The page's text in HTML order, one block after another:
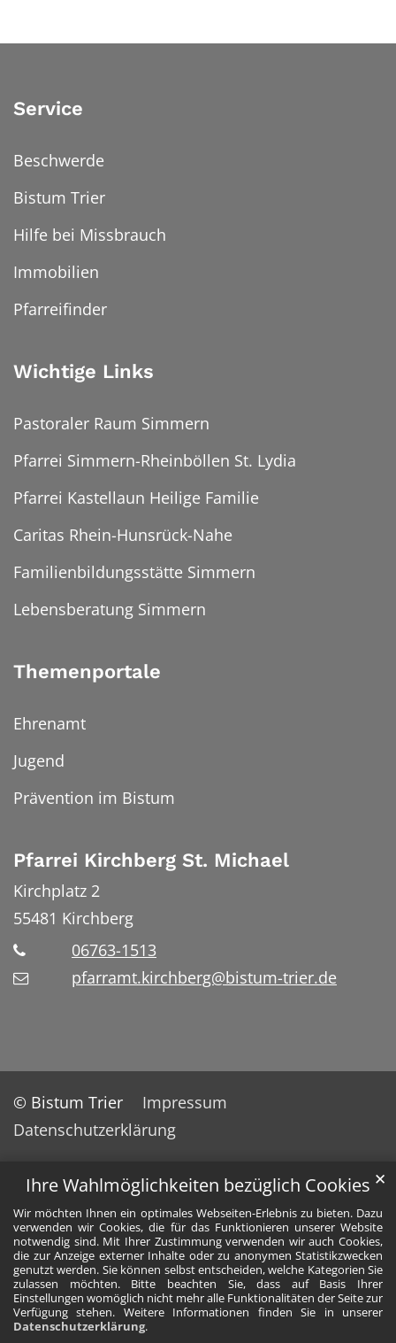
Ihre Wahlmöglichkeiten bezüglich Cookies
Wir möchten Ihnen ein optimales Webseiten-Erlebnis zu bieten. Dazu
verwenden wir Cookies, die für das Funktionieren unserer Website
notwendig sind. Mit Ihrer Zustimmung verwenden wir auch Cookies,
die zur Anzeige externer Inhalte oder zu anonymen Statistikzwecken
genutzt werden. Sie können selbst entscheiden, welche Kategorien Sie
zulassen möchten. Bitte beachten Sie, dass auf Basis Ihrer
Einstellungen womöglich nicht mehr alle Funktionalitäten der Seite zur
Verfügung stehen. Weitere Informationen finden Sie in unserer
Datenschutzerklärung.
✕
Service
Beschwerde
Bistum Trier
Hilfe bei Missbrauch
Immobilien
Pfarreifinder
Wichtige Links
Pastoraler Raum Simmern
Pfarrei Simmern-Rheinböllen St. Lydia
Pfarrei Kastellaun Heilige Familie
Caritas Rhein-Hunsrück-Nahe
Familienbildungsstätte Simmern
Lebensberatung Simmern
Themenportale
Ehrenamt
Jugend
Prävention im Bistum
Pfarrei Kirchberg St. Michael
Kirchplatz 2
55481 Kirchberg
06763-1513
pfarramt.kirchberg@bistum-trier.de
© Bistum Trier
Impressum
Datenschutzerklärung